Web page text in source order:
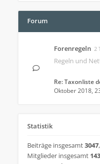
Forum
Forenregeln 2
Regeln und
Re: Taxonliste
Oktober 2018,
Statistik
Beiträge insgesamt3047,
Mitglieder insgesamt 143